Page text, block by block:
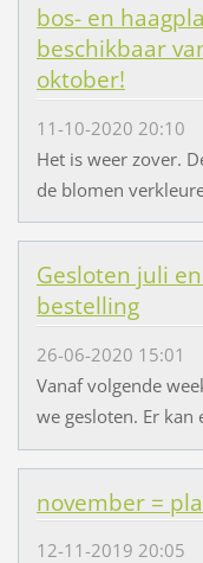
bos- en
beschikbaar
oktober!
11-10-2020 20:10
Het is weer zover.
de blomen
Gesloten juli
bestelling
26-06-2020 15:01
Vanaf volgende
we gesloten. Er kan
november =
12-11-2019 20:05